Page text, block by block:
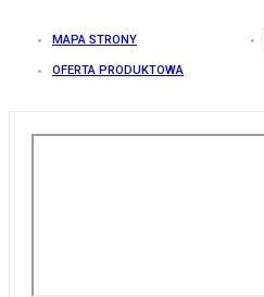
MAPA STRONY
OFERTA PRODUKTOWA